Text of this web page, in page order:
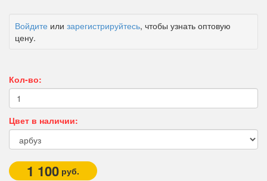
Войдите или зарегистрируйтесь, чтобы узнать оптовую
цену.
Кол-во:
Цвет в наличии:
1 100 руб.